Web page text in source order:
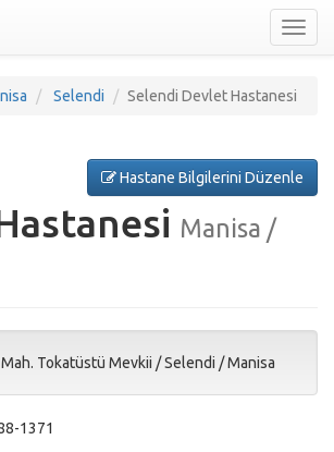
nav
Selendi Selendi Devlet Hastanesi
Hastane Bilgilerini Düzenle
Manisa /
Tokatüstü Mevkii /Selendi /Manisa
1371